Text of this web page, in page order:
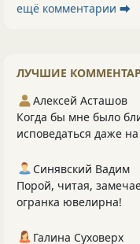
ещё комментарии ⮕
ЛУЧШИЕ
Алексей Асташов
Когда бы мне было
исповедаться даже
Синявский Вадим
Порой, читая,
огранка ювелирна!
Галина Суховерх